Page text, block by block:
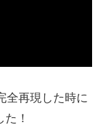
全再現した時に
！